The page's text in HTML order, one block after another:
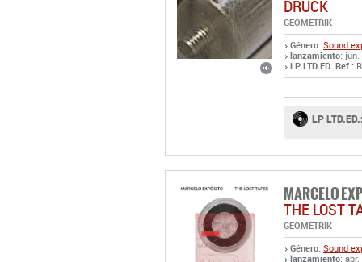
LP
MARCELO
GEOMETRIK
lanzamiento :
LP Ref.:R57788
LP: